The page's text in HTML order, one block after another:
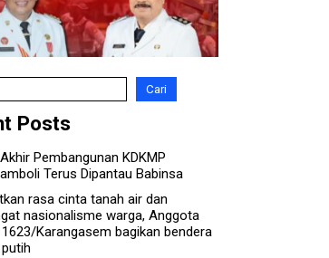
Cari
Posts
Pembangunan KDKMP
Terus Dipantau Babinsa
rasa cinta tanah air dan
nasionalisme warga, Anggota
Karangasem bagikan bendera